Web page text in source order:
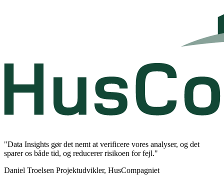
"Data Insights gør det nemt at verificere vores analyser, og det
sparer os både tid, og reducerer risikoen for fejl."
Daniel Troelsen Projektudvikler, HusCompagniet